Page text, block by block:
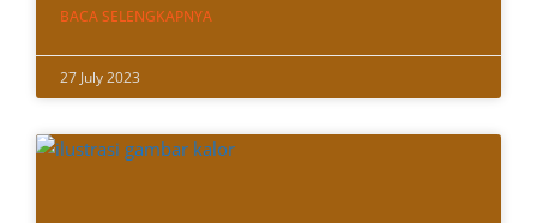
BACA SELENGKAPNYA
27 July 2023